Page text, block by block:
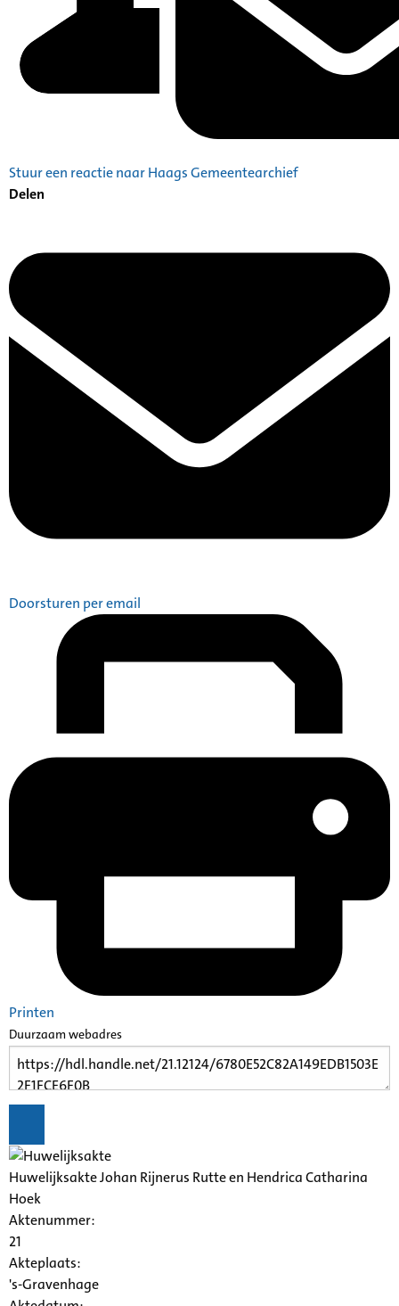
Stuur een reactie naar Haags Gemeentearchief
Delen
Doorsturen per email
Printen
Duurzaam webadres
Huwelijksakte Johan Rijnerus Rutte en Hendrica Catharina
Hoek
Aktenummer:
21
Akteplaats:
's-Gravenhage